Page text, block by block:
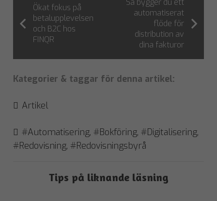
Ökat fokus på
betalupplevelsen
och B2C hos
FINQR
Så bygger du ett
automatiserat
flöde för
distribution av
dina fakturor
Kategorier & taggar för denna artikel:
Artikel
#Automatisering,#Bokföring,#Digitalisering,
#Redovisning, #Redovisningsbyrå
Tips på liknande läsning